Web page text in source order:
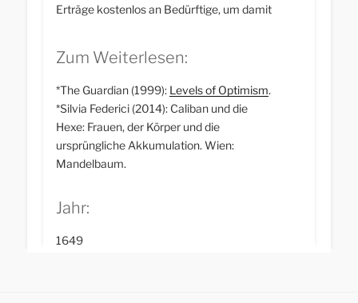
Erträge kostenlos an Bedürftige, um damit
Frühkommunismus begründete Winstanley
ausschließlich aus der Bibel heraus. Die
Digger-Kommunen, die sich überall in
England gebildet hatten, wurden 1651
endgültig zerschlagen. Meistens waren
dafür die lokalen Landbesitzer
Zum Weiterlesen:
*The Guardian (1999): Levels of Optimism.
*Silvia Federici (2014): Caliban und die
Hexe: Frauen, der Körper und die
ursprüngliche Akkumulation. Wien:
Mandelbaum.
Jahr:
1649